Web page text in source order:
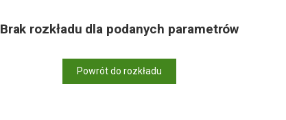
Brak rozkładu dla podanych parametrów
Powrót do rozkładu